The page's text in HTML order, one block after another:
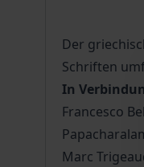
Der
Schriften
In
Francesco
Marc